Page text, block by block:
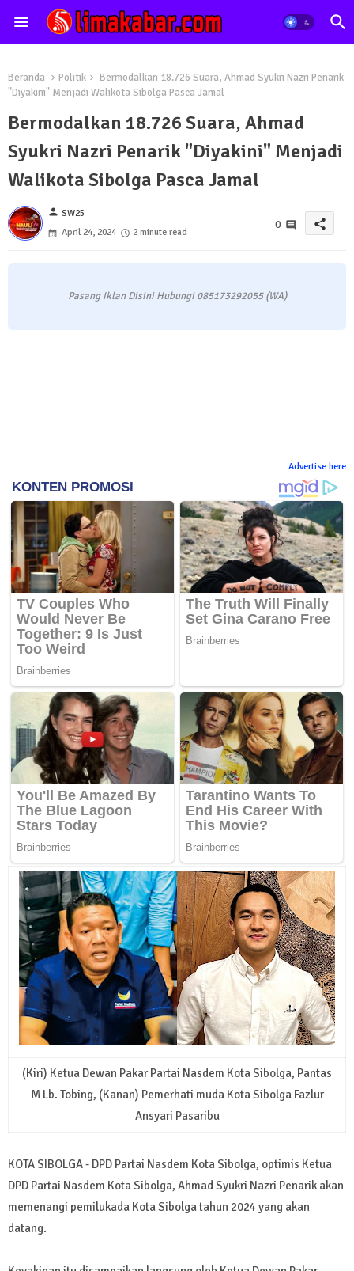
Beranda Politik
Bermodalkan 18.726 Suara, Ahmad Syukri Nazri Penarik
"Diyakini" Menjadi Walikota Sibolga Pasca Jamal
Bermodalkan 18.726 Suara, Ahmad
Syukri Nazri Penarik "Diyakini" Menjadi
Walikota Sibolga Pasca Jamal
person SW25
April 24, 2024
2 minute read
0 share
Pasang Iklan Disini Hubungi 085173292055 (WA)
Advertise here
(Kiri) Ketua Dewan Pakar Partai Nasdem Kota Sibolga, Pantas
M Lb. Tobing, (Kanan) Pemerhati muda Kota Sibolga Fazlur
Ansyari Pasaribu
KOTA SIBOLGA - DPD Partai Nasdem Kota Sibolga, optimis Ketua
DPD Partai Nasdem Kota Sibolga, Ahmad Syukri Nazri Penarik akan
memenangi pemilukada Kota Sibolga tahun 2024 yang akan
datang.